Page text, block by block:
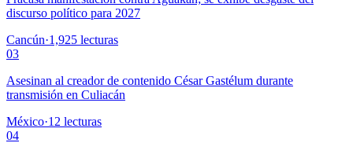
discurso político para 2027
Cancún·1,925 lecturas
03
Asesinan al creador de contenido César Gastélum durante
transmisión en Culiacán
México·12 lecturas
04